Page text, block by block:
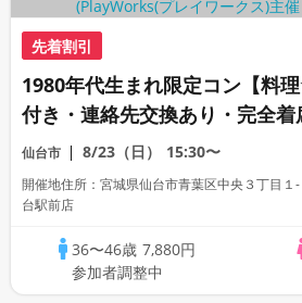
先着割引
1980年代生まれ限定コン【料
付き・連絡先交換あり・完全着
参加多数・初参加も大歓迎☆
仙台市 8/23（日） 15:30〜
開催地住所：宮城県仙台市青葉区中央３丁目
台駅前店
36〜46歳 7,880円
参加者調整中